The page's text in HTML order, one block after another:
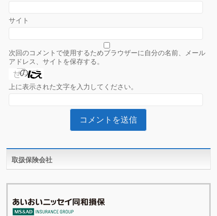
サイト
次回のコメントで使用するためブラウザーに自分の名前、メール
アドレス、サイトを保存する。
上に表示された文字を入力してください。
取扱保険会社